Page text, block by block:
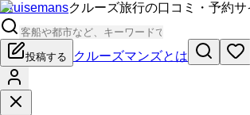
Cruisemansクルーズ旅行の口コミ・予約サ
投稿する クルーズマンズとは